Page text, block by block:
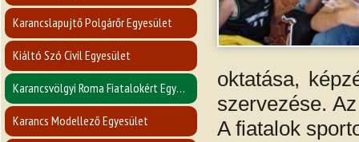
Karancslapujtő Polgárőr Egyesület
Kiáltó Szó Civil Egyesület
Karancsvölgyi Roma Fiatalokért Egyesület
Karancs Modellező Egyesület
oktatása,
szervezése.
A fiatalok